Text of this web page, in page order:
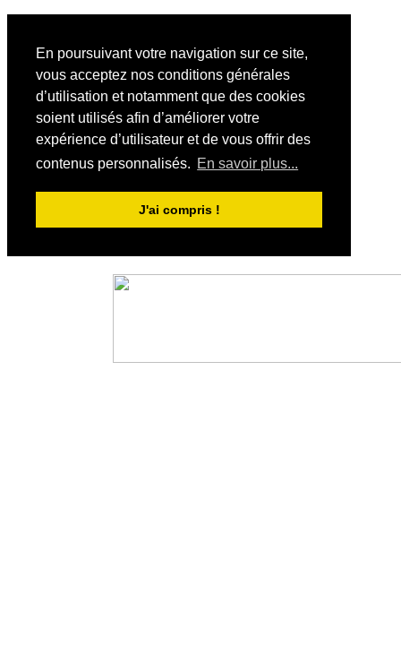
En poursuivant votre navigation sur ce site,
vous acceptez nos conditions générales
d’utilisation et notamment que des cookies
soient utilisés afin d’améliorer votre
expérience d’utilisateur et de vous offrir des
contenus personnalisés. En savoir plus...
J'ai compris !